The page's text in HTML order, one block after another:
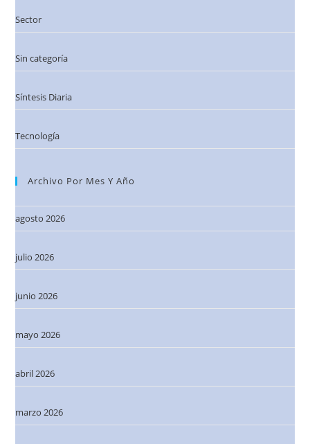
Sector
Sin categoría
Síntesis Diaria
Tecnología
Archivo Por Mes Y Año
agosto 2026
julio 2026
junio 2026
mayo 2026
abril 2026
marzo 2026